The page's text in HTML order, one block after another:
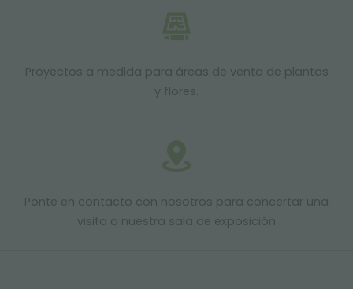
Proyectos a medida para áreas de venta de plantas
y flores.
Ponte en contacto con nosotros para concertar una
visita a nuestra sala de exposición